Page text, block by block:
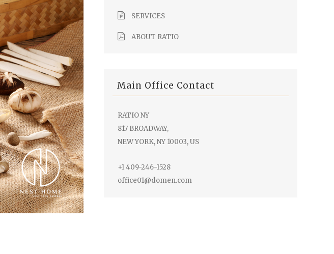
SERVICES
ABOUT RATIO
Main Office Contact
RATIO NY
817 BROADWAY,
NEW YORK, NY 10003, US
+1 409-246-1528
office01@domen.com